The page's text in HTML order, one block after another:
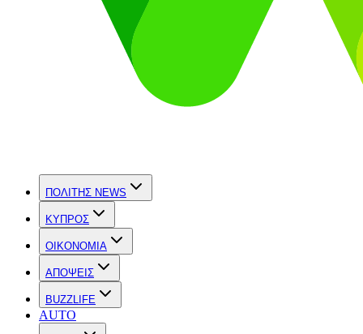
ΠΟΛΙΤΗΣ NEWS
ΚΥΠΡΟΣ
OIKONOMIA
ΑΠΟΨΕΙΣ
BUZZLIFE
AUTO